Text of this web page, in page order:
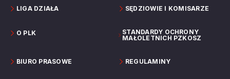
LIGA DZIAŁA SĘDZIOWIE I KOMISARZE
O PLK
STANDARDY OCHRONY
MAŁOLETNICH PZKOSZ
BIURO PRASOWE REGULAMINY